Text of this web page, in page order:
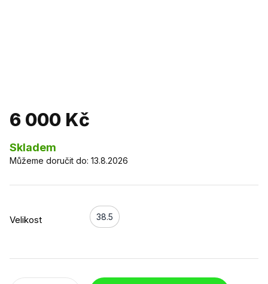
6 000 Kč
Skladem
Velikost 38.5
Můžeme doručit do: 13.8.2026